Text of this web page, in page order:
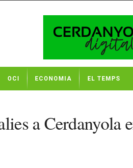
OCI ECONOMIA EL TEMPS
a Cerdanyola